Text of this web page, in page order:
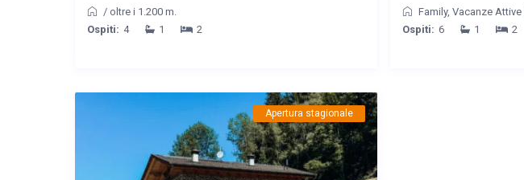
/ oltre i 1.200 m.
Ospiti: 4 1 2
Family,Vacanze Attive
Ospiti: 6 1 2
Apertura stagionale